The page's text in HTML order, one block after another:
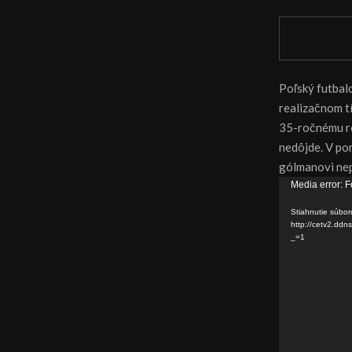
Poľský
realizačnom
35-ročnému
nedôjde. V
gólmanovi
Media error:
Stiahnutie
http://
_=1